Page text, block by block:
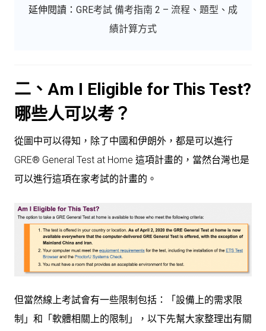
延伸閱讀： GRE考試 備考指南 2 – 流程、題型、成
績計算方式
二、Am I Eligible for This Test?
哪些人可以考？
從圖中可以得知，除了中國和伊朗外，都是可以進行
GRE® General Test at Home 這項計畫的，當然台灣也是
可以進行這項在家考試的計畫的。
但當然線上考試會有一些限制包括：「設備上的需求限
制」和「軟體相關上的限制」，以下先幫大家整理出有關